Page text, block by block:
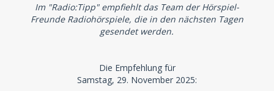
Im "Radio:Tipp" empfiehlt das Team der Hörspiel-
Freunde Radiohörspiele, die in den nächsten Tagen
gesendet werden.
Die Empfehlung für
Samstag, 29. November 2025: